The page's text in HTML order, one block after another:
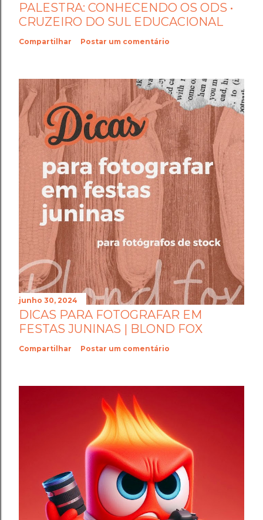
PALESTRA: CONHECENDO OS ODS •
CRUZEIRO DO SUL EDUCACIONAL
Compartilhar Postar um comentário
junho 30, 2024
DICAS PARA FOTOGRAFAR EM
FESTAS JUNINAS | BLOND FOX
Compartilhar Postar um comentário